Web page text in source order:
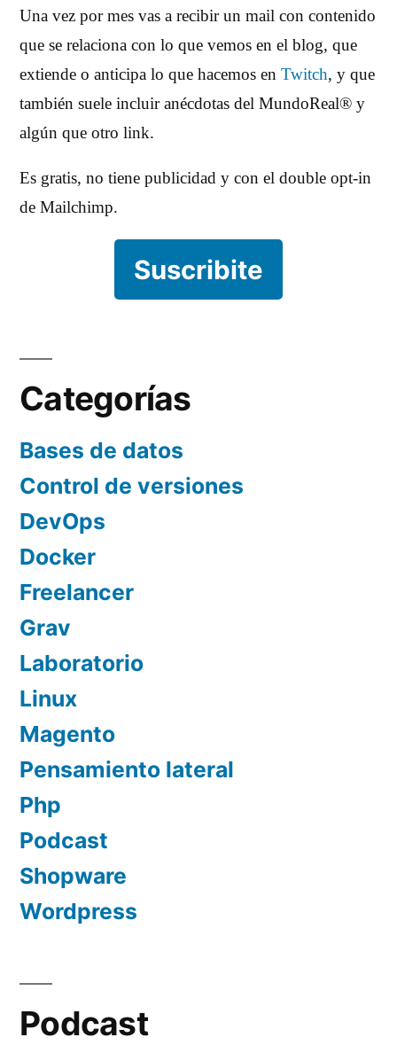
Una vez por mes vas a recibir un mail con contenido
que se relaciona con lo que vemos en el blog, que
extiende o anticipa lo que hacemos en Twitch, y que
también suele incluir anécdotas del MundoReal® y
algún que otro link.
Es gratis, no tiene publicidad y con el double opt-in
de Mailchimp.
Suscribite
Categorías
Bases de datos
Control de versiones
DevOps
Docker
Freelancer
Grav
Laboratorio
Linux
Magento
Pensamiento lateral
Php
Podcast
Shopware
Wordpress
Podcast